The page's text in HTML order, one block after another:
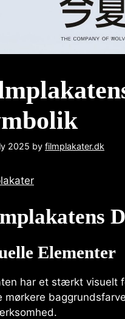
2025 by filmplakater.dk
Elementer
har et stærkt visuelt
mørkere